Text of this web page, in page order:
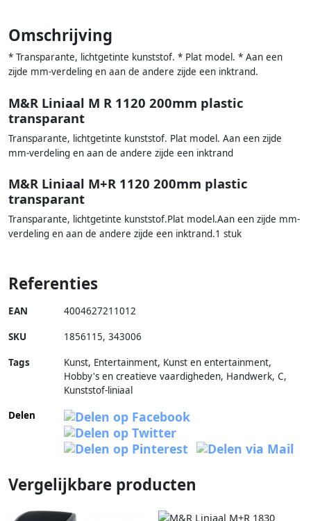
Omschrijving
* Transparante, lichtgetinte kunststof. * Plat model. * Aan een
zijde mm-verdeling en aan de andere zijde een inktrand.
M&R Liniaal M R 1120 200mm plastic
transparant
Transparante, lichtgetinte kunststof. Plat model. Aan een zijde
mm-verdeling en aan de andere zijde een inktrand
M&R Liniaal M+R 1120 200mm plastic
transparant
Transparante, lichtgetinte kunststof.Plat model.Aan een zijde mm-
verdeling en aan de andere zijde een inktrand.1 stuk
Referenties
EAN 4004627211012
SKU 1856115, 343006
Tags
Kunst, Entertainment, Kunst en entertainment,
Hobby's en creatieve vaardigheden, Handwerk, C,
Kunststof-liniaal
Delen
Vergelijkbare producten